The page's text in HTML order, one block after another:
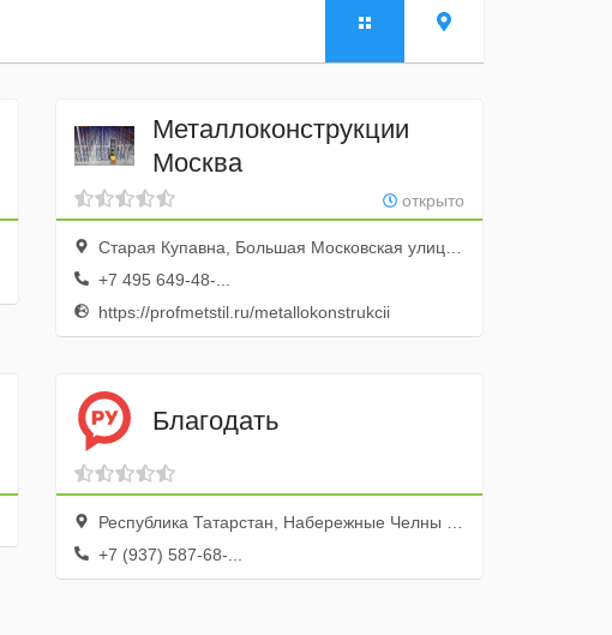
Металлоконструкции
Москва
открыто
Старая Купавна, Большая Московская улица, 3, город Старая Купавна, Московская область, Россия
+7 495 649-48-...
https://profmetstil.ru/metallokonstrukcii
Благодать
Республика Татарстан, Набережные Челны г., Сармановский тракт, 38а
+7 (937) 587-68-...